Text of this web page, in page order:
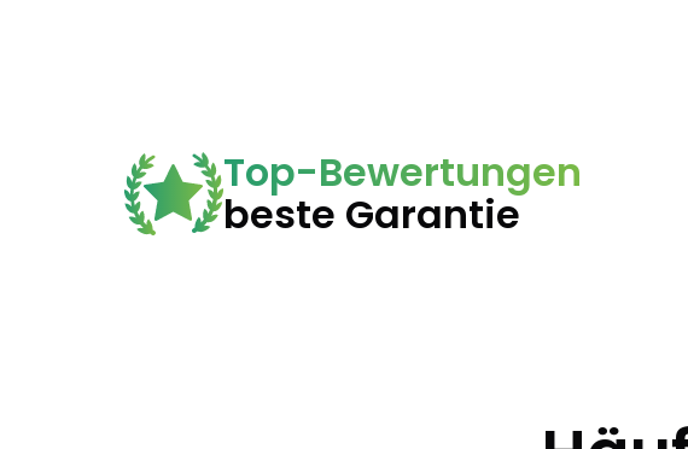
Top-Bewertungen
beste Garantie